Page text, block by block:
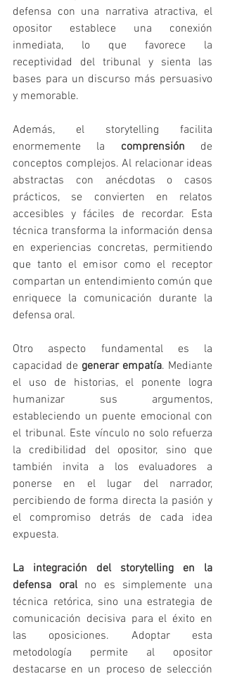
defensa con una narrativa atractiva, el
opositor establece una conexión
inmediata, lo que favorece la
receptividad del tribunal y sienta las
bases para un discurso más persuasivo
y memorable.
Además, el storytelling facilita
enormemente la comprensión de
conceptos complejos. Al relacionar ideas
abstractas con anécdotas o casos
prácticos, se convierten en relatos
accesibles y fáciles de recordar. Esta
técnica transforma la información densa
en experiencias concretas, permitiendo
que tanto el emisor como el receptor
compartan un entendimiento común que
enriquece la comunicación durante la
defensa oral.
Otro aspecto fundamental es la
capacidad de generar empatía. Mediante
el uso de historias, el ponente logra
humanizar sus argumentos,
estableciendo un puente emocional con
el tribunal. Este vínculo no solo refuerza
la credibilidad del opositor, sino que
también invita a los evaluadores a
ponerse en el lugar del narrador,
percibiendo de forma directa la pasión y
el compromiso detrás de cada idea
expuesta.
La integración del storytelling en la
defensa oral no es simplemente una
técnica retórica, sino una estrategia de
comunicación decisiva para el éxito en
las oposiciones. Adoptar esta
metodología permite al opositor
destacarse en un proceso de selección